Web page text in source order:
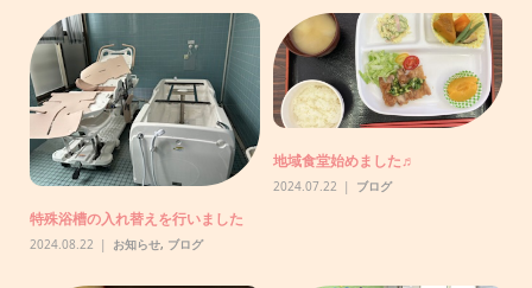
特殊浴槽の入れ替えを行いました
2024.08.22 お知らせ, ブログ
地域食堂始めました♬
2024.07.22 ブログ